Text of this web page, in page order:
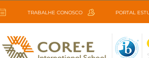
TRABALHE CONOSCO PORTAL